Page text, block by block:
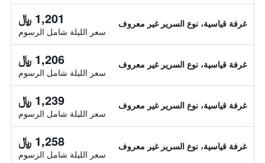
غرفة قياسية، نوع السرير غير معروف 1,201 ﷼
سعر الليلة شامل الرسوم
غرفة قياسية، نوع السرير غير معروف 1,206 ﷼
سعر الليلة شامل الرسوم
غرفة قياسية، نوع السرير غير معروف 1,239 ﷼
سعر الليلة شامل الرسوم
غرفة قياسية، نوع السرير غير معروف 1,258 ﷼
سعر الليلة شامل الرسوم